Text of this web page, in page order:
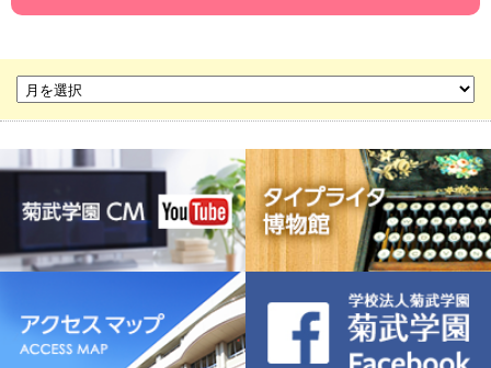
菊華高等学校
菊武ビジネス専門学校
名古屋ウェディング＆フラワー・ビューティ学院
菊武幼稚園
稲葉保育園